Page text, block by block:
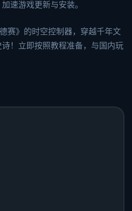
速游戏更新与安装。
赛》的时空控制器，穿越千年文
！立即按照教程准备，与国内玩